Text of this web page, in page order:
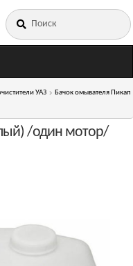
Искать:
УАЗ
Бачок омывателя Пикап
/один мотор/